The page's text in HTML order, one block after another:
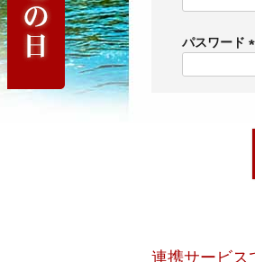
パスワード
連携サービス